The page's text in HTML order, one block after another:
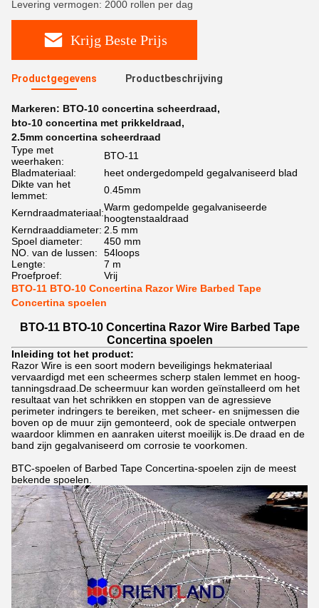
Levering vermogen: 2000 rollen per dag
Krijg Beste Prijs
Productgegevens Productbeschrijving
Markeren: BTO-10 concertina scheerdraad,
bto-10 concertina met prikkeldraad,
2.5mm concertina scheerdraad
Type met
weerhaken:
BTO-11
Bladmateriaal:
heet ondergedompeld gegalvaniseerd blad
Dikte van het
lemmet:
0.45mm
Kerndraadmateriaal:Warm gedompelde gegalvaniseerde
hoogtenstaaldraad
Kerndraaddiameter: 2.5 mm
Spoel diameter:
450 mm
NO. van de lussen:
54loops
Lengte:
7 m
Proefproef:
Vrij
BTO-11 BTO-10 Concertina Razor Wire Barbed Tape
Concertina spoelen
BTO-11 BTO-10 Concertina Razor Wire Barbed Tape
Concertina spoelen
Inleiding tot het product:
Razor Wire is een soort modern beveiligings hekmateriaal
vervaardigd met een scheermes scherp stalen lemmet en hoog-
tanningsdraad.De scheermuur kan worden geïnstalleerd om het
resultaat van het schrikken en stoppen van de agressieve
perimeter indringers te bereiken, met scheer- en snijmessen die
boven op de muur zijn gemonteerd, ook de speciale ontwerpen
waardoor klimmen en aanraken uiterst moeilijk is.De draad en de
band zijn gegalvaniseerd om corrosie te voorkomen.
BTC-spoelen of Barbed Tape Concertina-spoelen zijn de meest
bekende spoelen.